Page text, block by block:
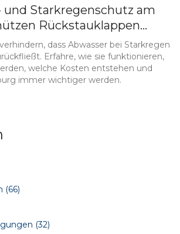
und Starkregenschutz am
Rückstauklappen
dass Abwasser bei Starkregen
Erfahre, wie sie funktionieren,
welche Kosten entstehen und
immer wichtiger werden.
(66)
(32)